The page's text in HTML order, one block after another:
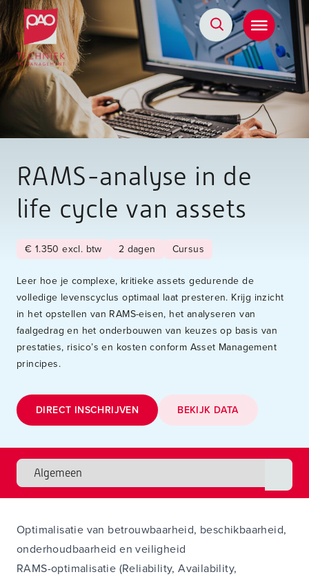
Postacademische cursussen, leergangen en opleidingen
RAMS-analyse in de
life cycle van assets
€ 1.350 excl. btw 2 dagen Cursus
Leer hoe je complexe, kritieke assets gedurende de
volledige levenscyclus optimaal laat presteren. Krijg inzicht
in het opstellen van RAMS-eisen, het analyseren van
faalgedrag en het onderbouwen van keuzes op basis van
prestaties, risico’s en kosten conform Asset Management
principes.
DIRECT INSCHRIJVEN BEKIJK DATA
Optimalisatie van betrouwbaarheid, beschikbaarheid,
onderhoudbaarheid en veiligheid
RAMS-optimalisatie (Reliability, Availability,